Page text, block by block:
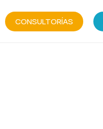
CONSULTORÍAS